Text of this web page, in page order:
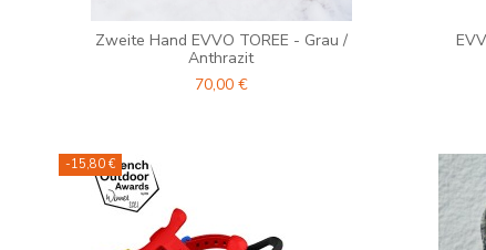
Zweite Hand EVVO TOREE - Grau /
Anthrazit
70,00 €
-15,80 €